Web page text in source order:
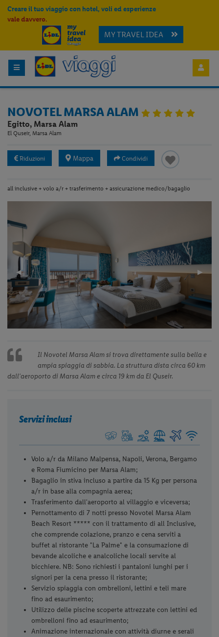
Creare il tuo viaggio con hotel, voli ed esperienze
vale davvero.
MY TRAVEL IDEA
NOVOTEL MARSA ALAM
Egitto, Marsa Alam
El Quseir, Marsa Alam
Riduzioni Mappa Condividi
all inclusive + volo a/r + trasferimento + assicurazione medico/bagaglio
Previous
Slide
◀︎
Next
▶︎
Il Novotel Marsa Alam si trova direttamente sulla bella e
ampia spiaggia di sabbia. La struttura dista circa 60 km
dall'aeroporto di Marsa Alam e circa 19 km da El Quseir.
Servizi inclusi
Volo a/r da Milano Malpensa, Napoli, Verona, Bergamo
e Roma Fiumicino per Marsa Alam;
Bagaglio in stiva incluso a partire da 15 Kg per persona
a/r in base alla compagnia aerea;
Trasferimento dall'aeroporto al villaggio e viceversa;
Pernottamento di 7 notti presso Novotel Marsa Alam
Beach Resort ***** con il trattamento di all Inclusive,
che comprende colazione, pranzo e cena serviti a
buffet al ristorante "La Palme" e la consumazione di
bevande alcoliche e analcoliche locali servite al
bicchiere. NB: Sono richiesti i pantaloni lunghi per i
signori per la cena presso il ristorante;
Servizio spiaggia con ombrelloni, lettini e teli mare
fino ad esaurimento;
Utilizzo delle piscine scoperte attrezzate con lettini ed
ombrelloni fino ad esaurimento;
Animazione internazionale con attività diurne e serali